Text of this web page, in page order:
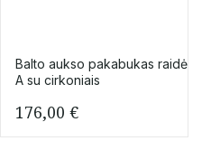
Balto aukso pakabukas raidė
A su cirkoniais
176,00 €